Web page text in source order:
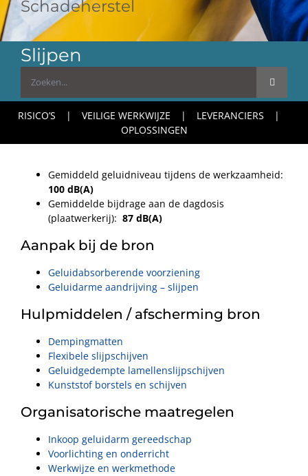
Schadeherstel
Slijpen
naar:
RISICO’S VEILIGE WERKWIJZE
LEVERANCIERS
OPLOSSINGEN
Gemiddeld geluidniveau tijdens de werkzaamheid:
100 dB(A)
Gemiddelde bijdrage aan de dagdosis
(plaatwerkerij): 87 dB(A)
Aanpak bij de bron
Geluidabsorberende voorziening
Geluidarme aandrijving – slijpen
Hulpmiddelen / afscherming bron
Dempingmatten
Flexibele slijpschijven
Geluidgedempte lamellenslijpschijven
Kunststof borstels en schijven
Organisatorische maatregelen
Inkoop geluidarm gereedschap
Voorlichting en onderricht
Werkwijze en werkmethode